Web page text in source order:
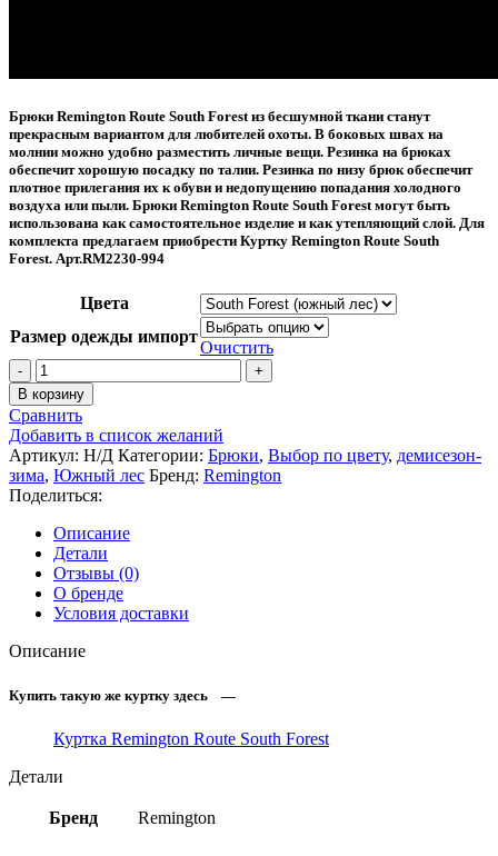
Брюки Remington Route South Forest из бесшумной ткани станут
прекрасным вариантом для любителей охоты. В боковых швах на
молнии можно удобно разместить личные вещи. Резинка на брюках
обеспечит хорошую посадку по талии. Резинка по низу брюк обеспечит
плотное прилегания их к обуви и недопущению попадания холодного
воздуха или пыли. Брюки Remington Route South Forest могут быть
использована как самостоятельное изделие и как утепляющий слой. Для
комплекта предлагаем приобрести Куртку Remington Route South
Forest. Арт.RM2230-994
Цвета
Размер одежды импорт
Очистить
Количество
товара
Брюки
Remington
Route
South
Forest
В корзину
Сравнить
Добавить в список желаний
Артикул: Н/Д Категории: Брюки, Выбор по цвету, демисезон-
зима, Южный лес Бренд: Remington
Поделиться:
Описание
Детали
Отзывы (0)
О бренде
Условия доставки
Описание
Купить такую же куртку здесь —
Куртка Remington Route South Forest
Детали
Бренд Remington